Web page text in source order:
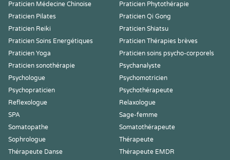
Praticien Médecine Chinoise
Praticien Phytothérapie
Praticien Pilates
Praticien Qi Gong
Praticien Reiki
Praticien Shiatsu
Praticien Soins Energétiques
Praticien Thérapies brèves
Praticien Yoga
Praticien soins psycho-corporels
Praticien sonothérapie
Psychanalyste
Psychologue
Psychomotricien
Psychopraticien
Psychothérapeute
Reflexologue
Relaxologue
SPA
Sage-femme
Somatopathe
Somatothérapeute
Sophrologue
Thérapeute
Thérapeute Danse
Thérapeute EMDR